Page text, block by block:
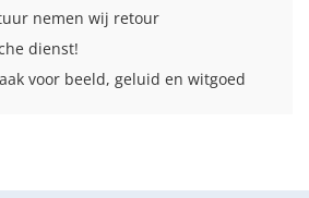
nemen wij retour
dienst!
voor beeld, geluid en witgoed